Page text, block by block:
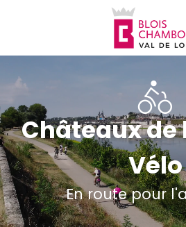
principal
Châteaux de
Vélo
En route pour